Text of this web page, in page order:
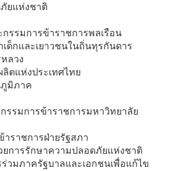
ยแห่งชาติ
รรมการข้าราชการพลเรือน
ด็กและเยาวชนในถิ่นทุรกันดาร
ลวง
ตแห่งประเทศไทย
ภูมิภาค
รรมการข้าราชการมหาวิทยาลัย
ราชการฝ่ายรัฐสภา
ยการรักษาความปลอดภัยแห่งชาติ
วมภาครัฐบาลและเอกชนเพื่อแก้ไข